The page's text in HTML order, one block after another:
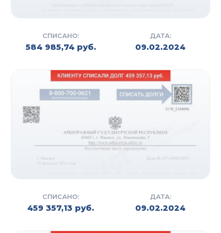
СПИСАНО:
584 985,74 руб.
ДАТА:
09.02.2024
СПИСАНО:
459 357,13 руб.
ДАТА:
09.02.2024